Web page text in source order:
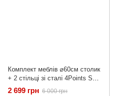
Комплект меблів ⌀60см столик
+ 2 стільці зі сталі 4Points Set
City-2, Тауп
2 699 грн 6 000 грн